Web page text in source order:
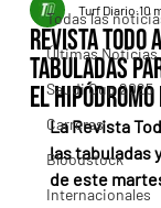
Todas las
Últimas Noticias
Saudi Cup 2025
Carreras
Bloodstock
Internacionales
Revista Todo
tabuladas
el
Turf Diario 10
La Revista
las tabuladas
de este